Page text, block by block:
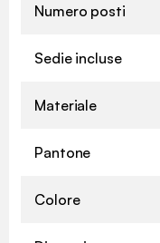
Numero posti
Sedie incluse
Materiale
Pantone
Colore